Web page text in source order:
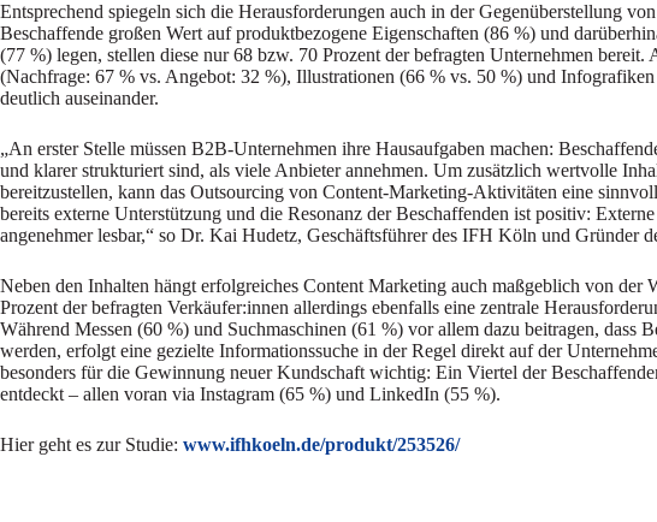
Entsprechend spiegeln sich die Herausforderungen auch in der Gegenüberstellung
Beschaffende großen Wert auf produktbezogene Eigenschaften (86 %) und
(77 %) legen, stellen diese nur 68 bzw. 70 Prozent der befragten Unternehmen
(Nachfrage: 67 % vs. Angebot: 32 %), Illustrationen (66 % vs. 50 %) und
deutlich auseinander.
„An erster Stelle müssen B2B-Unternehmen ihre Hausaufgaben machen:
und klarer strukturiert sind, als viele Anbieter annehmen. Um zusätzlich wertvolle
bereitzustellen, kann das Outsourcing von Content-Marketing-Aktivitäten eine
bereits externe Unterstützung und die Resonanz der Beschaffenden ist positiv:
angenehmer lesbar,“ so Dr. Kai Hudetz, Geschäftsführer des IFH Köln und Gründer
Neben den Inhalten hängt erfolgreiches Content Marketing auch maßgeblich von der
Prozent der befragten Verkäufer:innen allerdings ebenfalls eine zentrale
Während Messen (60 %) und Suchmaschinen (61 %) vor allem dazu beitragen, dass
werden, erfolgt eine gezielte Informationssuche in der Regel direkt auf der
besonders für die Gewinnung neuer Kundschaft wichtig: Ein Viertel der
entdeckt – allen voran via Instagram (65 %) und LinkedIn (55 %).
Hier geht es zur Studie: www.ifhkoeln.de/produkt/253526/